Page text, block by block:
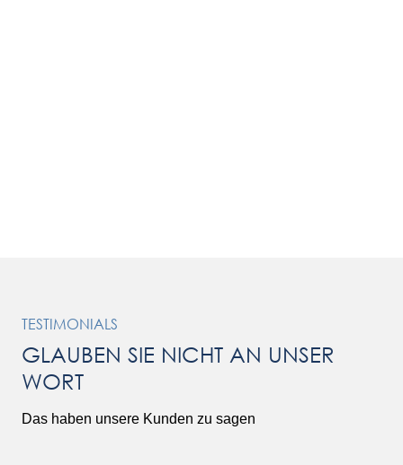
TESTIMONIALS
GLAUBEN SIE NICHT AN UNSER
WORT
Das haben unsere Kunden zu sagen